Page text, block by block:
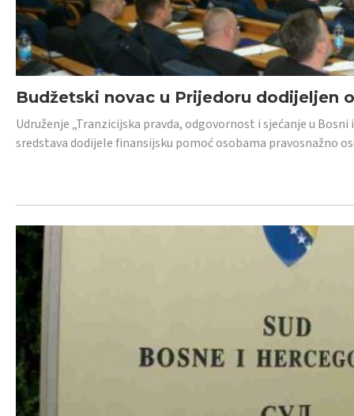
Budžetski novac u Prijedoru dodijeljen
Udruženje „Tranzicijska pravda, odgovornost i sjećanje u
sredstava dodijele finansijsku pomoć osobama pravosnažno